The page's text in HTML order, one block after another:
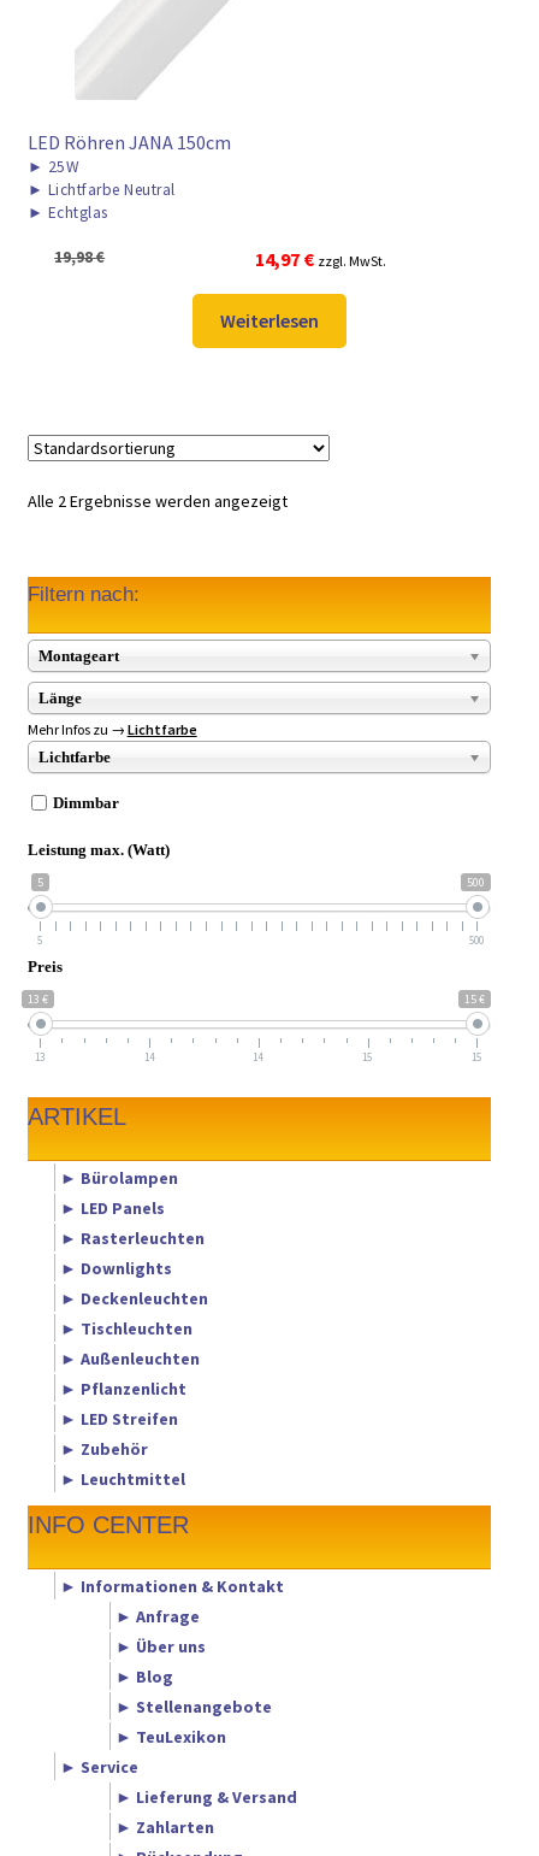
LED Röhren JANA 150cm
► 25W
► Lichtfarbe Neutral
► Echtglas
19,98€
Ursprünglicher
Preis
war:
19,98 €
14,97 €Aktueller
Preis
ist:
14,97 €.
zzgl. MwSt.
Weiterlesen
Alle 2 Ergebnisse werden angezeigt
Filtern nach:
Montageart
Länge
Mehr Infos zu → Lichtfarbe
Lichtfarbe
Dimmbar
Leistung max. (Watt)
5 500
5 500
Preis
13 € 15 €
13 14 14 15 15
ARTIKEL
► Bürolampen
► LED Panels
► Rasterleuchten
► Downlights
► Deckenleuchten
► Tischleuchten
► Außenleuchten
► Pflanzenlicht
► LED Streifen
► Zubehör
► Leuchtmittel
INFO CENTER
► Informationen & Kontakt
► Anfrage
► Über uns
► Blog
► Stellenangebote
► TeuLexikon
► Service
► Lieferung & Versand
► Zahlarten